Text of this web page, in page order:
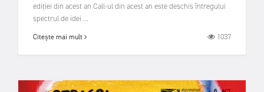
ediției din acest an Call-ul din acest an este deschis întregului
spectrul de idei ...
Citește mai mult 1037